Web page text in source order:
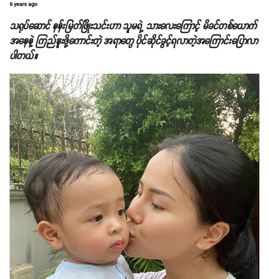
6 years ago
သရုပ်ဆောင် နန်းမြတ်ဖြိုးသင်းဟာ သူမရဲ့ သားလေးကြောင့် မိခင်တစ်ယောက်
အနေနဲ့ ကြည်နူးဖို့ကောင်းတဲ့ အရာတွေ ပိုင်ဆိုင်ခွင့်ရလာတဲ့အကြောင်းပြောလာ
ပါတယ်။